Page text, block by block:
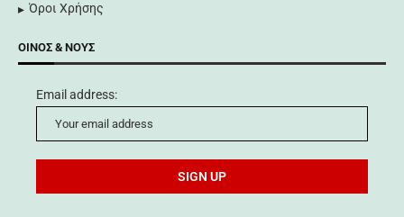
Όροι Χρήσης
ΟΊΝΟΣ & ΝΟΥΣ
Email address: